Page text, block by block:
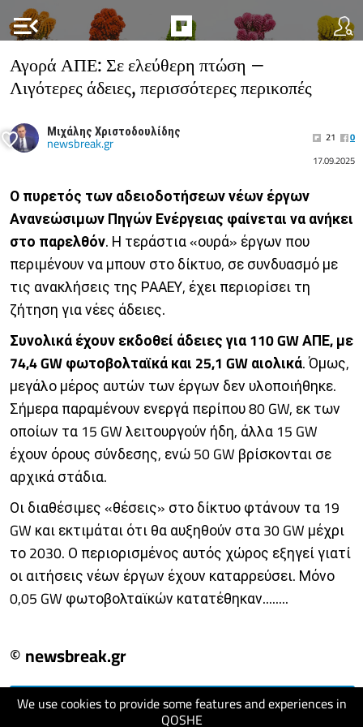
menu_open
We use cookies to provide some features and experiences in
QOSHE
Αγορά ΑΠΕ: Σε ελεύθερη πτώση –
Λιγότερες άδειες, περισσότερες περικοπές
Μιχάλης Χριστοδουλίδης
newsbreak.gr 21
0
17.09.2025
Ο πυρετός των αδειοδοτήσεων νέων έργων
Ανανεώσιμων Πηγών Ενέργειας φαίνεται να ανήκει
στο παρελθόν. Η τεράστια «ουρά» έργων που
περιμένουν να μπουν στο δίκτυο, σε συνδυασμό με
τις ανακλήσεις της ΡΑΑΕΥ, έχει περιορίσει τη
ζήτηση για νέες άδειες.
Συνολικά έχουν εκδοθεί άδειες για 110 GW ΑΠΕ, με
74,4 GW φωτοβολταϊκά και 25,1 GW αιολικά. Όμως,
μεγάλο μέρος αυτών των έργων δεν υλοποιήθηκε.
Σήμερα παραμένουν ενεργά περίπου 80 GW, εκ των
οποίων τα 15 GW λειτουργούν ήδη, άλλα 15 GW
έχουν όρους σύνδεσης, ενώ 50 GW βρίσκονται σε
αρχικά στάδια.
Οι διαθέσιμες «θέσεις» στο δίκτυο φτάνουν τα 19
GW και εκτιμάται ότι θα αυξηθούν στα 30 GW μέχρι
το 2030. Ο περιορισμένος αυτός χώρος εξηγεί γιατί
οι αιτήσεις νέων έργων έχουν καταρρεύσει. Μόνο
0,05 GW φωτοβολταϊκών κατατέθηκαν........
© newsbreak.gr
visit website